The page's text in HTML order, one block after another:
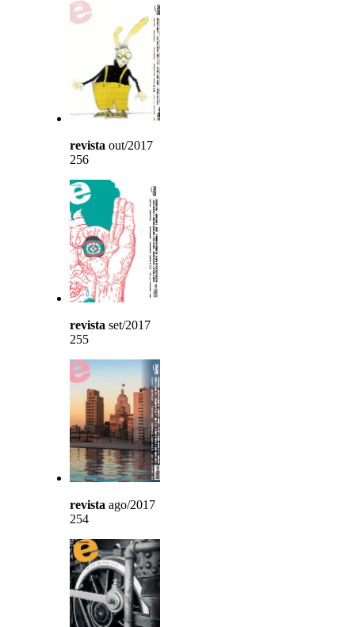
revista out/2017
256
revista set/2017
255
revista ago/2017
254